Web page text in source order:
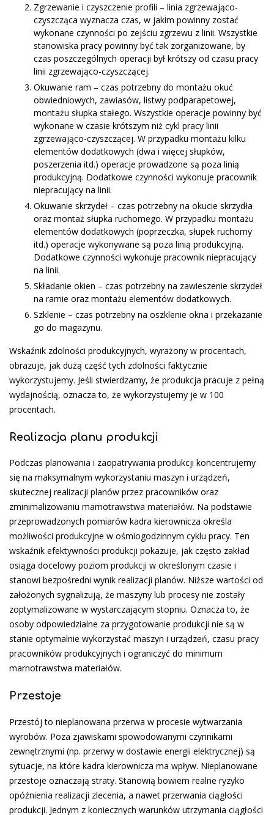
Zgrzewanie i czyszczenie profili – linia zgrzewająco-
czyszcząca wyznacza czas, w jakim powinny zostać
wykonane czynności po zejściu zgrzewu z linii. Wszystkie
stanowiska pracy powinny być tak zorganizowane, by
czas poszczególnych operacji był krótszy od czasu pracy
linii zgrzewająco-czyszczącej.
Okuwanie ram – czas potrzebny do mon­tażu okuć
obwiedniowych, zawiasów, listwy podparapetowej,
montażu słupka stałego. Wszystkie operacje powinny być
wykonane w czasie krótszym niż cykl pracy linii
zgrzewająco-czyszczącej. W przypadku montażu kilku
elementów dodatkowych (dwa i więcej słupków,
poszerzenia itd.) operacje prowadzone są poza linią
produkcyjną. Dodatkowe czynno­ści wykonuje pracownik
niepracujący na linii.
Okuwanie skrzydeł – czas potrzebny na oku­cie skrzydła
oraz montaż słupka ruchome­go. W przypadku montażu
elementów dodatkowych (poprzeczka, słupek ruchomy
itd.) operacje wykonywane są poza linią produkcyjną.
Dodatkowe czynności wykonuje pracownik niepracujący
na linii.
Składanie okien – czas potrzebny na za­wieszenie skrzydeł
na ramie oraz montażu elementów dodatkowych.
Szklenie – czas potrzebny na oszklenie okna i przekazanie
go do magazynu.
Wskaźnik zdolności produkcyjnych, wyrażony w procentach,
obrazuje, jak dużą część tych zdolności faktycznie
wykorzystujemy. Jeśli stwierdzamy, że produkcja pracuje z pełną
wydajnością, oznacza to, że wykorzystujemy je w 100
procentach.
Realizacja planu produkcji
Podczas planowania i zaopatrywania produkcji koncentrujemy
się na maksymalnym wykorzystaniu maszyn i urządzeń,
skutecznej realizacji planów przez pracowników oraz
zminimalizowaniu marnotrawstwa materiałów. Na podstawie
przeprowadzonych pomiarów kadra kierownicza określa
możliwości produkcyjne w ośmiogodzinnym cyklu pracy. Ten
wskaźnik efektywności produkcji pokazuje, jak często zakład
osiąga docelowy poziom produkcji w określonym czasie i
stanowi bezpośredni wynik realizacji planów. Niższe wartości od
założonych sygnalizują, że maszyny lub procesy nie zostały
zoptymalizowane w wystarczającym stopniu. Oznacza to, że
osoby odpowiedzialne za przygotowanie produkcji nie są w
stanie optymalnie wykorzystać maszyn i urządzeń, czasu pracy
pracowników produkcyjnych i ograniczyć do minimum
marnotrawstwa materiałów.
Przestoje
Przestój to nieplanowana przerwa w procesie wytwarzania
wyrobów. Poza zjawiskami spowodowanymi czynnikami
zewnętrznymi (np. przerwy w dostawie energii elektrycznej) są
sytuacje, na które kadra kierownicza ma wpływ. Nieplanowane
przestoje oznaczają straty. Stanowią bowiem realne ryzyko
opóźnienia realizacji zlecenia, a nawet przerwania ciągłości
produkcji. Jednym z koniecznych warunków utrzymania ciągłości